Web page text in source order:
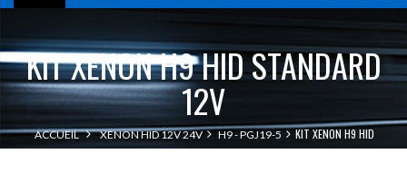
KIT XENON H9 HID STANDARD
12V
ACCUEIL XENON HID 12V 24V H9 - PGJ19-5
KIT XENON H9 HID